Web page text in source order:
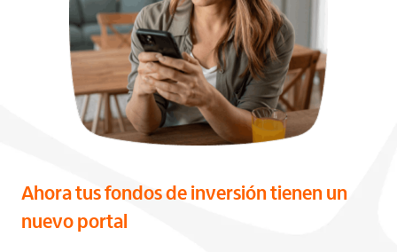
Ahora tus fondos de inversión tienen un
nuevo portal